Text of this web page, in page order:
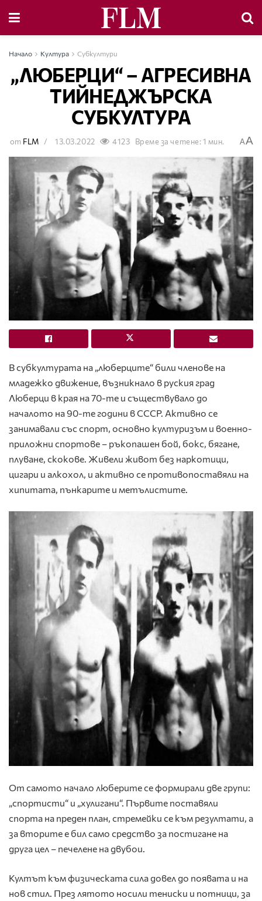
Начало Култура Субкултури
„ЛЮБЕРЦИ“ – АГРЕСИВНА
ТИЙНЕДЖЪРСКА
СУБКУЛТУРА
от FLM 13.03.2022 4123 Време за четене: 1 мин. AA
В субкултурата на „люберците“ били членове на
младежко движение, възникнало в руския град
Люберци в края на 70-те и съществувало до
началото на 90-те години в СССР. Активно се
занимавали със спорт, основно културизъм и военно-
приложни спортове – ръкопашен бой, бокс, бягане,
плуване, скокове. Живели живот без наркотици,
цигари и алкохол, и активно се противопоставяли на
хипитата, пънкарите и метълистите.
От самото начало люберите се формирали две групи:
„спортисти“ и „хулигани“. Първите поставяли
спорта на преден план, стремейки се към резултати, а
за вторите е бил само средство за постигане на
друга цел – печелене на двубои.
Култът към физическата сила довел до появата и на
нов стил. През лятото носили тениски и потници, за